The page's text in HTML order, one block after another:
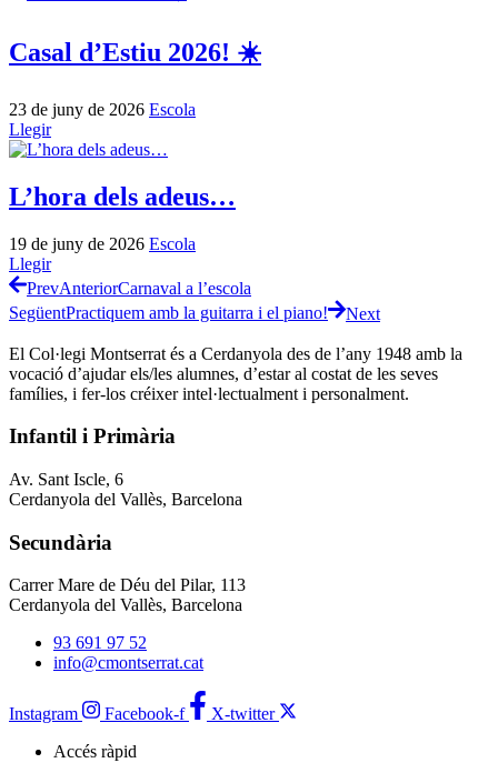
Casal d’Estiu 2026! ☀️
23 de juny de 2026 Escola
Llegir
L’hora dels adeus…
19 de juny de 2026 Escola
Llegir
PrevAnteriorCarnaval a l’escola
SegüentPractiquem amb la guitarra i el piano! Next
El Col·legi Montserrat és a Cerdanyola des de l’any 1948 amb la
vocació d’ajudar els/les alumnes, d’estar al costat de les seves
famílies, i fer-los créixer intel·lectualment i personalment.
Infantil i Primària
Av. Sant Iscle, 6
Cerdanyola del Vallès, Barcelona
Secundària
Carrer Mare de Déu del Pilar, 113
Cerdanyola del Vallès, Barcelona
93 691 97 52
info@cmontserrat.cat
Instagram Facebook-f
X-twitter
Accés ràpid